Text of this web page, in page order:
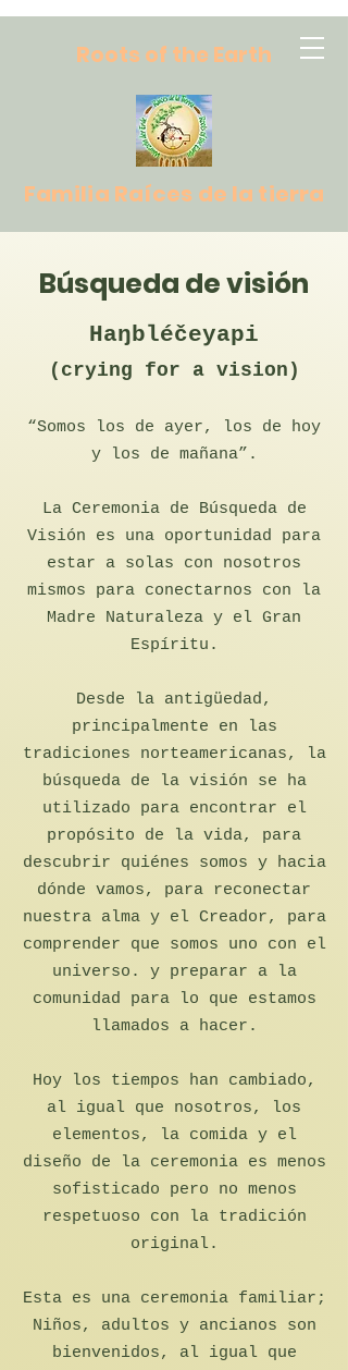
Roots of the Earth
Familia Raíces de la tierra
Búsqueda de visión
Haŋbléčeyapi
(crying for a vision)
“Somos los de ayer, los de hoy
y los de mañana”.
La Ceremonia de Búsqueda de
Visión es una oportunidad para
estar a solas con nosotros
mismos para conectarnos con la
Madre Naturaleza y el Gran
Espíritu.
Desde la antigüedad,
principalmente en las
tradiciones norteamericanas, la
búsqueda de la visión se ha
utilizado para encontrar el
propósito de la vida, para
descubrir quiénes somos y hacia
dónde vamos, para reconectar
nuestra alma y el Creador, para
comprender que somos uno con el
universo. y preparar a la
comunidad para lo que estamos
llamados a hacer.
Hoy los tiempos han cambiado,
al igual que nosotros, los
elementos, la comida y el
diseño de la ceremonia es menos
sofisticado pero no menos
respetuoso con la tradición
original.
Esta es una ceremonia familiar;
Niños, adultos y ancianos son
bienvenidos, al igual que